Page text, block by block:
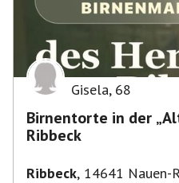
Gisela, 68
Birnentorte in der
Ribbeck
Ribbeck, 14641 Nauen-